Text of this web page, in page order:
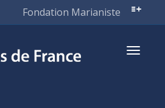
Fondation Marianiste